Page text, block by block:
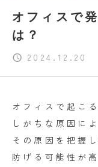
オフィスで
は？
2024.12.20
オフィスで起こ
しがちな原因に
その原因を把握
防げる可能性が